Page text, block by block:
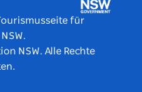
für
NSW. Alle Rechte